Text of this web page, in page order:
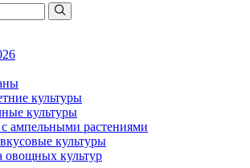
культуры
культуры
ампельными растениями
культуры
овощных культур